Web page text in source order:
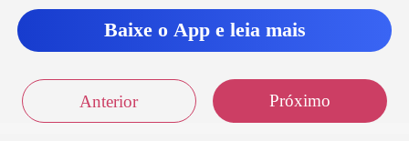
Baixe o App e leia mais
Anterior Próximo